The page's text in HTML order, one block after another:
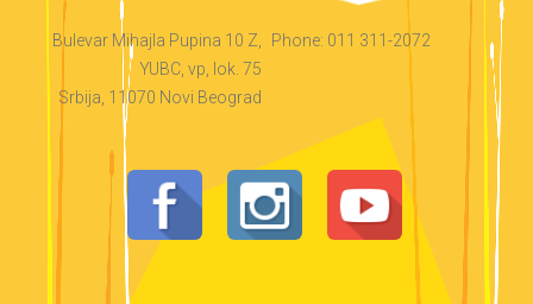
Phone: 011 311-2072
Bulevar Mihajla Pupina 10 Z,
YUBC, vp, lok. 75
Srbija, 11070 Novi Beograd